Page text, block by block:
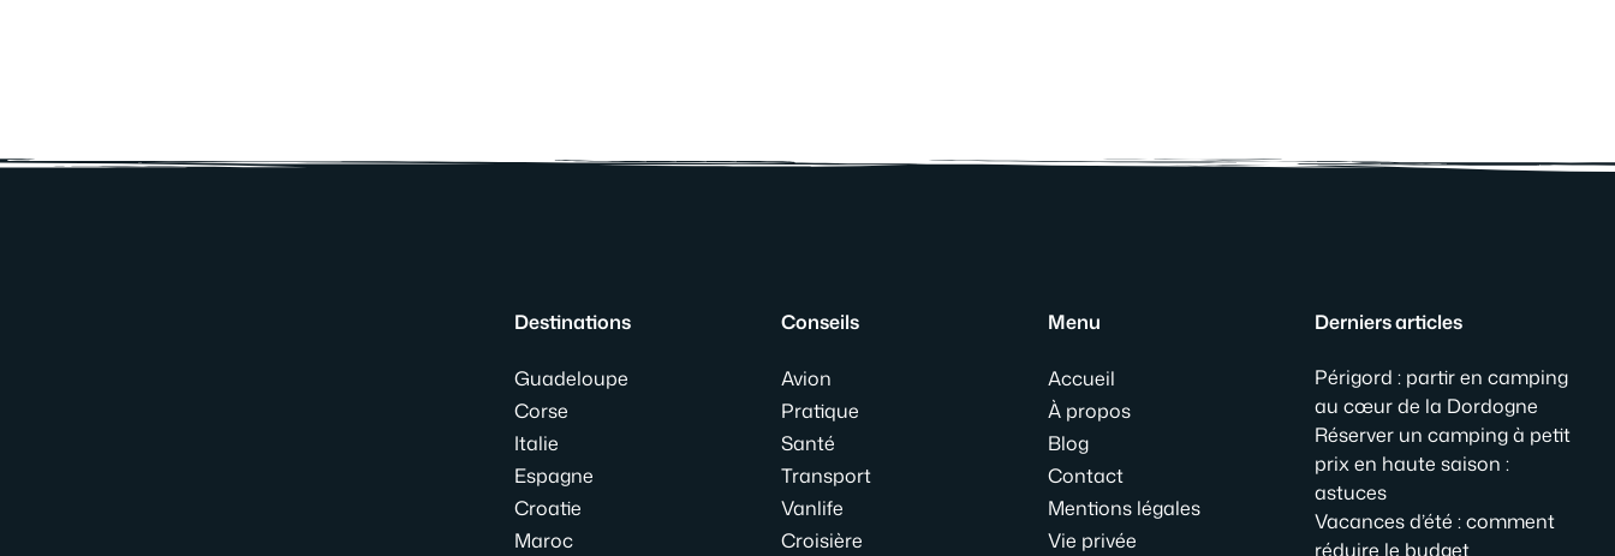
Destinations
Guadeloupe
Corse
Italie
Espagne
Croatie
Maroc
Conseils
Avion
Pratique
Santé
Transport
Vanlife
Croisière
Menu
Accueil
À propos
Blog
Contact
Mentions légales
Vie privée
Derniers articles
Périgord : partir en camping
au cœur de la Dordogne
Réserver un camping à petit
prix en haute saison :
astuces
Vacances d’été : comment
réduire le budget